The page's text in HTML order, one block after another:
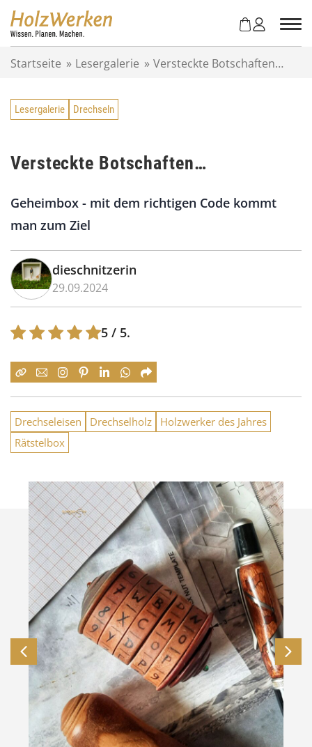
Startseite » Lesergalerie » Versteckte Botschaften…
Lesergalerie Drechseln
Versteckte Botschaften…
Geheimbox - mit dem richtigen Code kommt
man zum Ziel
dieschnitzerin
29.09.2024
5 / 5.
Drechseleisen Drechselholz
Holzwerker des Jahres
Rätstelbox